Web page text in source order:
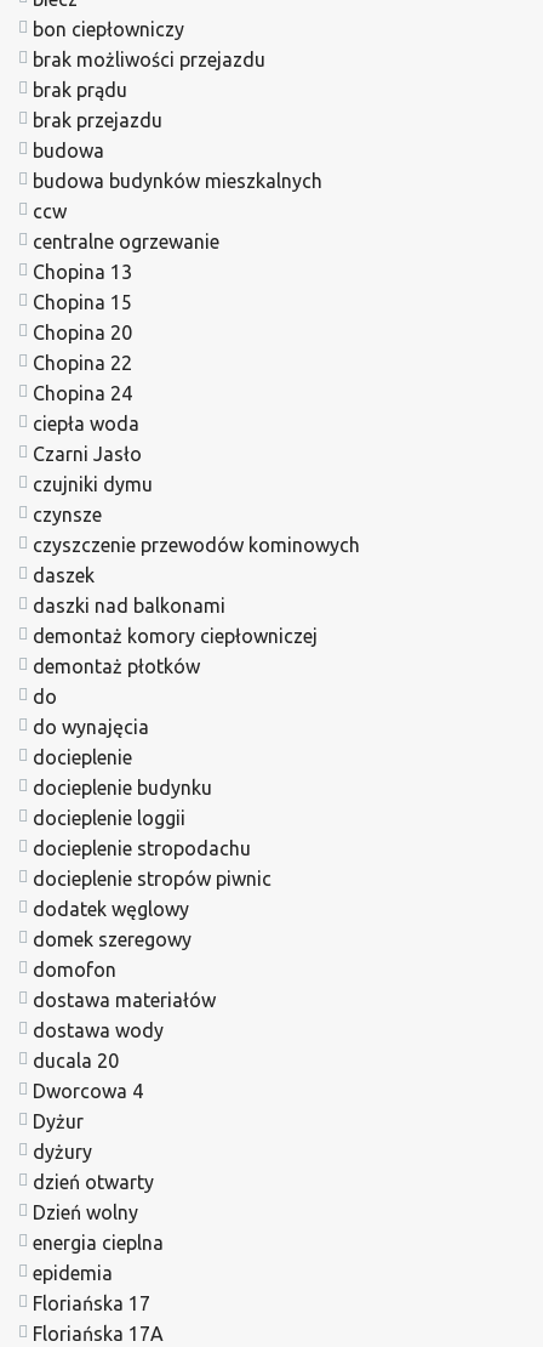
bon ciepłowniczy
brak możliwości przejazdu
brak prądu
brak przejazdu
budowa
budowa budynków mieszkalnych
ccw
centralne ogrzewanie
Chopina 13
Chopina 15
Chopina 20
Chopina 22
Chopina 24
ciepła woda
Czarni Jasło
czujniki dymu
czynsze
czyszczenie przewodów kominowych
daszek
daszki nad balkonami
demontaż komory ciepłowniczej
demontaż płotków
do
do wynajęcia
docieplenie
docieplenie budynku
docieplenie loggii
docieplenie stropodachu
docieplenie stropów piwnic
dodatek węglowy
domek szeregowy
domofon
dostawa materiałów
dostawa wody
ducala 20
Dworcowa 4
Dyżur
dyżury
dzień otwarty
Dzień wolny
energia cieplna
epidemia
Floriańska 17
Floriańska 17A